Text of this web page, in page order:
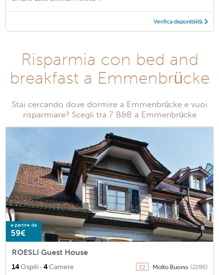
Verifica disponibilità
Risparmia con bed and
breakfast a Emmenbrücke
Stai cercando dove dormire a Emmenbrücke e vuoi
risparmiare? Scegli tra 7 B&B a Emmenbrücke
a partire da
59€
ROESLI Guest House
14Ospiti · 4Camere 7,2 Molto Buono (2286)